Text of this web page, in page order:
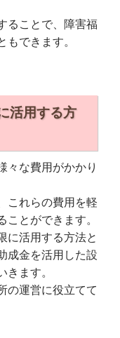
ることで、障害福
できます。
活用する方
々な費用がかかり
これらの費用を軽
とができます。
に活用する方法と
成金を活用した設
ます。
の運営に役立てて